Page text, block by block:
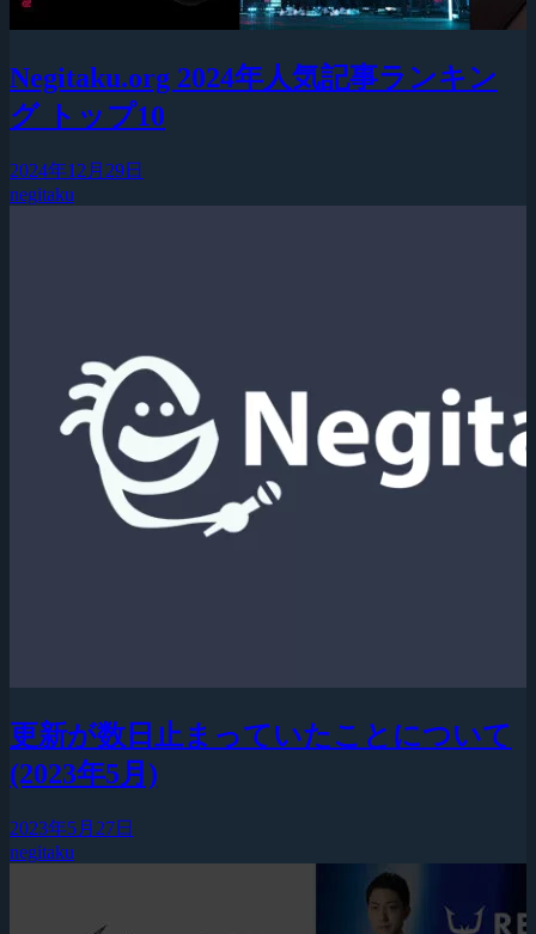
Negitaku.org 2024年人気記事ランキン
グ トップ10
2024年12月29日
negitaku
更新が数日止まっていたことについて
(2023年5月)
2023年5月27日
negitaku